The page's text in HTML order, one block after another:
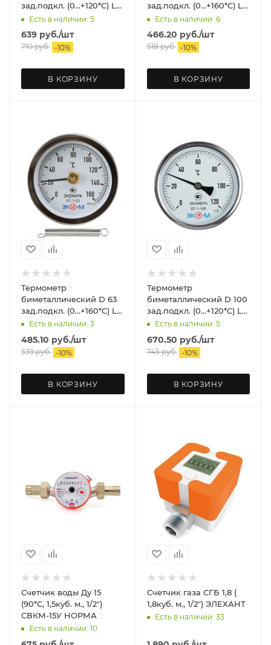
зад.подкл. (0...+120*C) L
40 ЭКОМЕРА
Есть в наличии: 5
639 руб./шт
710руб. -10%
В КОРЗИНУ
зад.подкл. (0...+160*C) L
40 ЭКОМЕРА
Есть в наличии: 6
466.20 руб./шт
518руб. -10%
В КОРЗИНУ
Термометр
биметаллический D 63
зад.подкл. (0...+160*C) L
60 ЭКОМЕРА
Есть в наличии: 3
485.10 руб./шт
539руб. -10%
В КОРЗИНУ
Термометр
биметаллический D 100
зад.подкл. (0...+120*C) L
60 ЭКОМЕРА
Есть в наличии: 5
670.50 руб./шт
745руб. -10%
В КОРЗИНУ
Счетчик воды Ду 15
(90*C, 1,5куб. м., 1/2")
СВКМ-15У НОРМА
Есть в наличии: 10
Счетчик газа СГБ 1,8 (
1,8куб. м., 1/2") ЭЛЕХАНТ
Есть в наличии: 33